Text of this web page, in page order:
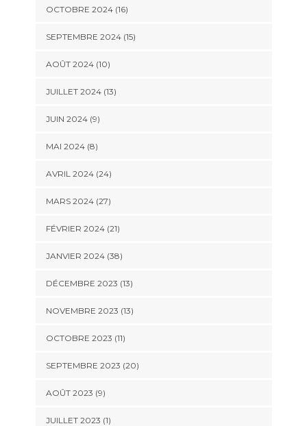
OCTOBRE 2024 (16)
SEPTEMBRE 2024 (15)
AOÛT 2024 (10)
JUILLET 2024 (13)
JUIN 2024 (9)
MAI 2024 (8)
AVRIL 2024 (24)
MARS 2024 (27)
FÉVRIER 2024 (21)
JANVIER 2024 (38)
DÉCEMBRE 2023 (13)
NOVEMBRE 2023 (13)
OCTOBRE 2023 (11)
SEPTEMBRE 2023 (20)
AOÛT 2023 (9)
JUILLET 2023 (1)